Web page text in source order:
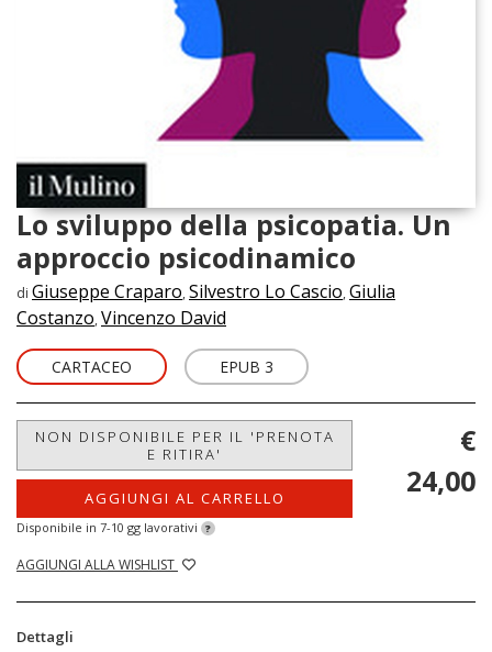
Lo sviluppo della psicopatia. Un
approccio psicodinamico
di Giuseppe Craparo, Silvestro Lo Cascio, Giulia
Costanzo, Vincenzo David
CARTACEO EPUB 3
NON DISPONIBILE PER IL 'PRENOTA
E RITIRA'
AGGIUNGI AL CARRELLO
Disponibile in 7-10 gg lavorativi ?
AGGIUNGI ALLA WISHLIST
€
24,00
Dettagli